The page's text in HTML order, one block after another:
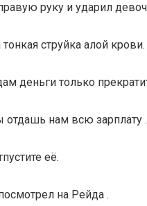
руку и ударил
тонкая струйка алой
деньги только
отдашь нам всю зарплату
её.
на Рейда .